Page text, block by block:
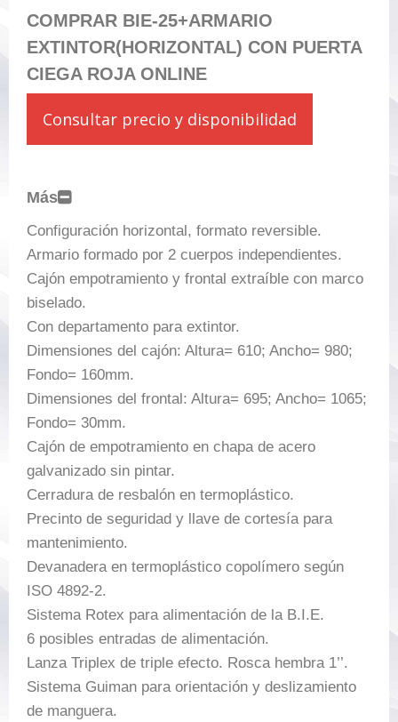
COMPRAR BIE-25+ARMARIO
EXTINTOR(HORIZONTAL) CON PUERTA
CIEGA ROJA ONLINE
Consultar precio y disponibilidad
Más
Configuración horizontal, formato reversible.
Armario formado por 2 cuerpos independientes.
Cajón empotramiento y frontal extraíble con marco
biselado.
Con departamento para extintor.
Dimensiones del cajón: Altura= 610; Ancho= 980;
Fondo= 160mm.
Dimensiones del frontal: Altura= 695; Ancho= 1065;
Fondo= 30mm.
Cajón de empotramiento en chapa de acero
galvanizado sin pintar.
Cerradura de resbalón en termoplástico.
Precinto de seguridad y llave de cortesía para
mantenimiento.
Devanadera en termoplástico copolímero según
ISO 4892-2.
Sistema Rotex para alimentación de la B.I.E.
6 posibles entradas de alimentación.
Lanza Triplex de triple efecto. Rosca hembra 1’’.
Sistema Guiman para orientación y deslizamiento
de manguera.